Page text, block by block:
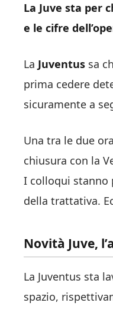
La Juve sta per
e le cifre
La Juventus sa
prima cedere
sicuramente a
Una tra le due
chiusura con la
I colloqui stanno
della trattativa.
Novità Juve,
La Juventus sta
spazio,